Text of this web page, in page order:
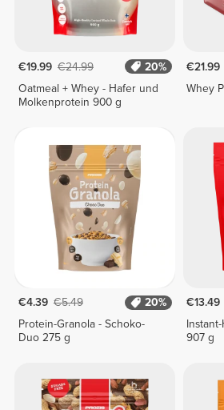
€19.99 €24.99
20%
Oatmeal + Whey - Hafer und
Molkenprotein 900 g
€21.99
Whey
€4.39 €5.49
20%
Protein-Granola - Schoko-
Duo 275 g
€13.49
907 g